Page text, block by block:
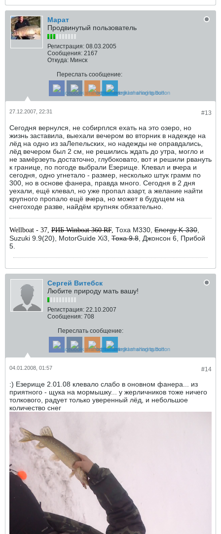
Марат
Продвинутый пользователь
Регистрация: 08.03.2005
Сообщения: 2167
Откуда: Минск
Переслать сообщение:
#13
27.12.2007, 22:31
Сегодня вернулся, не собирплся ехать на это озеро, но
жизнь заставила, выехали вечером во вторник в надежде на
лёд на одно из заЛепельских, но надежды не оправдались,
лёд вечером был 2 см, не решились ждать до утра, могло и
не замёрзеуть достаточно, глубоковато, вот и решили рвануть
к границе, по погоде выбрали Езерище. Клевал и вчера и
сегодня, одно угнетало - размер, несколько штук грамм по
300, но в основе фанера, правда много. Сегодня в 2 дня
уехали, ещё клевал, но уже пропал азарт, а желание найти
крупного пропало ещё вчера, но может в будущем на
снегоходе разве, найдём крупняк обязательно.
Wellboat - 37, РИБ Winboat 360 RF, Тоха М330, Energy K-330
Suzuki 9.9(20), MotorGuide Xi3, Тоха 9.8 , Джонсон 6, Прибой
5.
Сергей Витебск
Любите природу мать вашу!
Регистрация: 22.10.2007
Сообщения: 708
Переслать сообщение:
#14
04.01.2008, 01:57
:) Езерище 2.01.08 клевало слабо в оновном фанера... из
приятного - щука на мормышку... у жерличников тоже ничего
толкового, радует только уверенный лёд, и небольшое
количество снег